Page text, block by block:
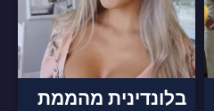
בלונדינית מהממת